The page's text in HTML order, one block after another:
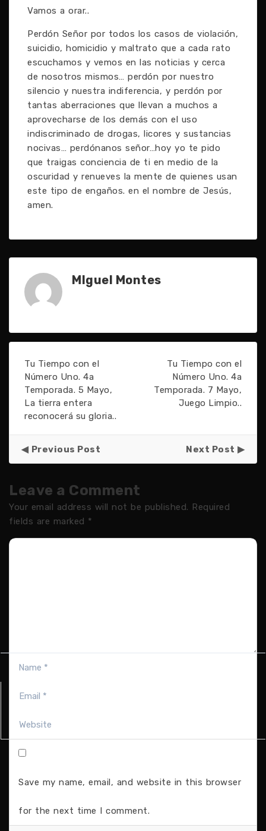
Vamos a orar..
Perdón Señor por todos los casos de violación,
suicidio, homicidio y maltrato que a cada rato
escuchamos y vemos en las noticias y cerca
de nosotros mismos… perdón por nuestro
silencio y nuestra indiferencia, y perdón por
tantas aberraciones que llevan a muchos a
aprovecharse de los demás con el uso
indiscriminado de drogas, licores y sustancias
nocivas… perdónanos señor…hoy yo te pido
que traigas conciencia de ti en medio de la
oscuridad y renueves la mente de quienes usan
este tipo de engaños. en el nombre de Jesús,
amen.
MIguel Montes
Tu Tiempo con el
Número Uno. 4a
Temporada. 5 Mayo,
La tierra entera
reconocerá su gloria..
Tu Tiempo con el
Número Uno. 4a
Temporada. 7 Mayo,
Juego Limpio..
Previous Post Next Post
Leave a Comment
Your email address will not be published. Required
fields are marked *
Save my name, email, and website in this browser
for the next time I comment.